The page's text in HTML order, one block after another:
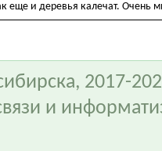
еще и деревья калечат. Очень
2017-
и